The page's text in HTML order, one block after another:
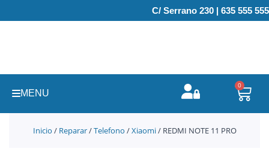
al
C/ Serrano 230 | 635 555 555
MENU
0
Inicio / Reparar/Telefono /Xiaomi/ REDMI NOTE 11 PRO